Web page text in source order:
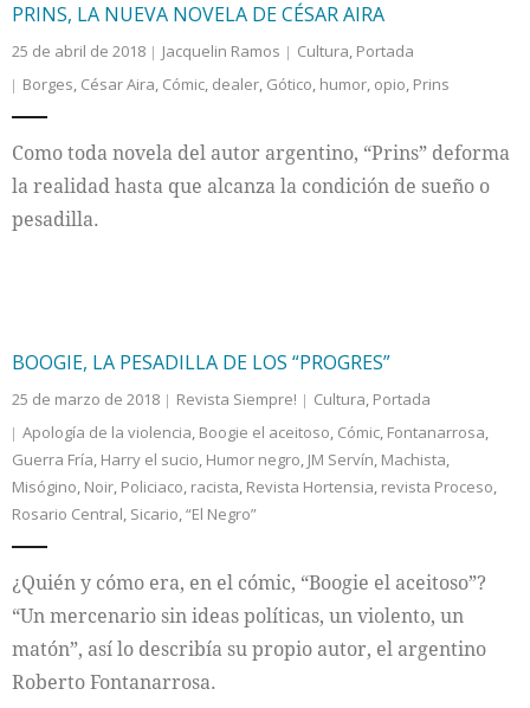
Nacional
Internacional
Cultura
PRINS, LA NUEVA NOVELA DE CÉSAR AIRA
25 de abril de 2018 Jacquelin Ramos Cultura, Portada
Borges, César Aira, Cómic, dealer, Gótico, humor, opio, Prins
Como toda novela del autor argentino, “Prins” deforma
la realidad hasta que alcanza la condición de sueño o
pesadilla.
BOOGIE, LA PESADILLA DE LOS “PROGRES”
25 de marzo de 2018 Revista Siempre! Cultura, Portada
Apología de la violencia, Boogie el aceitoso, Cómic, Fontanarrosa,
Guerra Fría, Harry el sucio, Humor negro, JM Servín, Machista,
Misógino, Noir, Policiaco, racista, Revista Hortensia, revista Proceso,
Rosario Central, Sicario,“El Negro”
¿Quién y cómo era, en el cómic, “Boogie el aceitoso”?
“Un mercenario sin ideas políticas, un violento, un
matón”, así lo describía su propio autor, el argentino
Roberto Fontanarrosa.